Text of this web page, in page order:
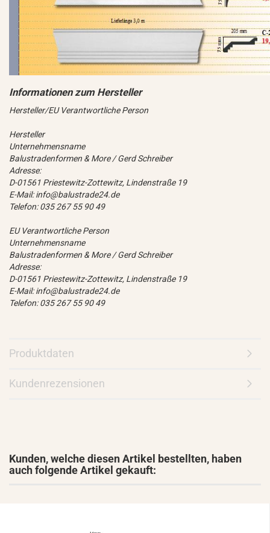
Hersteller/EU Verantwortliche Person
Hersteller
Unternehmensname
Balustradenformen & More / Gerd Schreiber
Adresse:
D-01561 Priestewitz-Zottewitz, Lindenstraße 19
E-Mail: info@balustrade24.de
Telefon: 035 267 55 90 49
EU Verantwortliche Person
Unternehmensname
Balustradenformen & More / Gerd Schreiber
Adresse:
D-01561 Priestewitz-Zottewitz, Lindenstraße 19
E-Mail: info@balustrade24.de
Telefon: 035 267 55 90 49
Produktdaten
Kundenrezensionen
Kunden, welche diesen Artikel bestellten, haben
auch folgende Artikel gekauft: